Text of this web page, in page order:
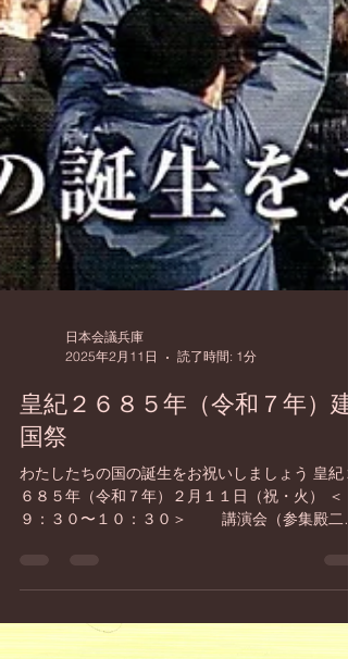
日本会議兵庫
読了時間: 1分
わたしたちの国の誕生をお祝いしましょう 皇紀２